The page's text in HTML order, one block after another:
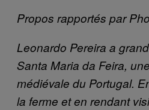
Propos rapportés par
Leonardo Pereira a
Santa Maria da Feira,
médiévale du Portugal.
la ferme et en rendant